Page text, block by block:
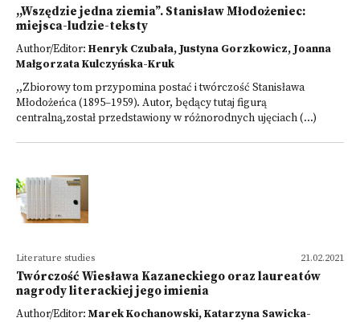
,,Wszędzie jedna ziemia”. Stanisław Młodożeniec:
miejsca-ludzie-teksty
Author/Editor: Henryk Czubała, Justyna Gorzkowicz, Joanna
Małgorzata Kulczyńska-Kruk
,,Zbiorowy tom przypomina postać i twórczość Stanisława
Młodożeńca (1895–1959). Autor, będący tutaj figurą
centralną,został przedstawiony w różnorodnych ujęciach (...)
21.02.2021
Literature studies
Twórczość Wiesława Kazaneckiego oraz laureatów
nagrody literackiej jego imienia
Author/Editor:Marek Kochanowski, Katarzyna Sawicka-